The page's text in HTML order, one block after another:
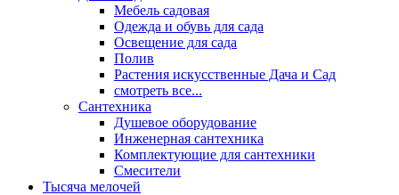
Мебель садовая
Одежда и обувь для сада
Освещение для сада
Полив
Растения искусственные Дача и Сад
смотреть все...
Сантехника
Душевое оборудование
Инженерная сантехника
Комплектующие для сантехники
Смесители
Тысяча мелочей